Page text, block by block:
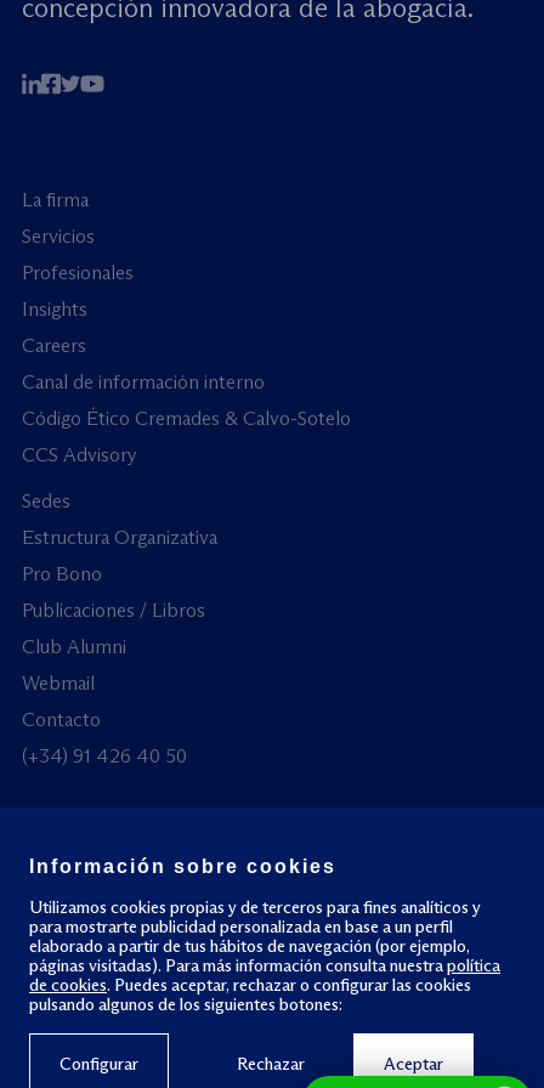
concepción innovadora de la abogacía.
La firma
Servicios
Profesionales
Insights
Careers
Canal de información interno
Código Ético Cremades & Calvo-Sotelo
CCS Advisory
Sedes
Estructura Organizativa
Pro Bono
Publicaciones / Libros
Club Alumni
Webmail
Contacto
(+34) 91 426 40 50
© Todos los derechos reservados
Política de privacidad Política de cookies
Información sobre cookies
Utilizamos cookies propias y de terceros para fines analíticos y
para mostrarte publicidad personalizada en base a un perfil
elaborado a partir de tus hábitos de navegación (por ejemplo,
páginas visitadas). Para más información consulta nuestrapolítica
de cookies. Puedes aceptar, rechazar o configurar las cookies
pulsando algunos de los siguientes botones:
Aceptar
Configurar Rechazar